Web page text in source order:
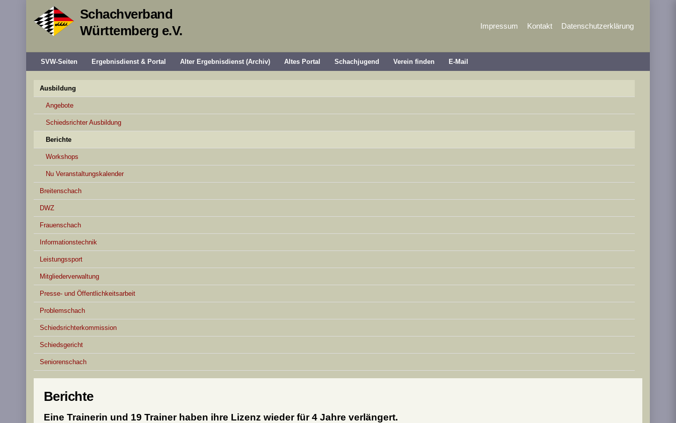
Schachverband
Württemberg e.V.
Impressum Kontakt Datenschutzerklärung
SVW-Seiten Ergebnisdienst & Portal Alter Ergebnisdienst (Archiv) Altes Portal Schachjugend Verein finden E-Mail
Ausbildung
Angebote
Schiedsrichter Ausbildung
Berichte
Workshops
Nu Veranstaltungskalender
Breitenschach
DWZ
Frauenschach
Informationstechnik
Leistungssport
Mitgliederverwaltung
Presse- und Öffentlichkeitsarbeit
Problemschach
Schiedsrichterkommission
Schiedsgericht
Seniorenschach
Berichte
Eine Trainerin und 19 Trainer haben ihre Lizenz wieder für 4 Jahre verlängert.